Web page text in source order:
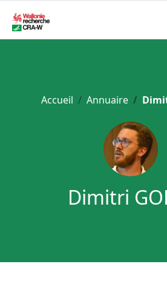
Accueil Annuaire
Dimitri